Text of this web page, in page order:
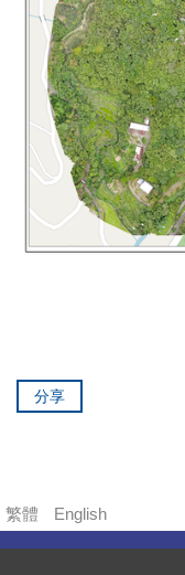
分享
繁體 English